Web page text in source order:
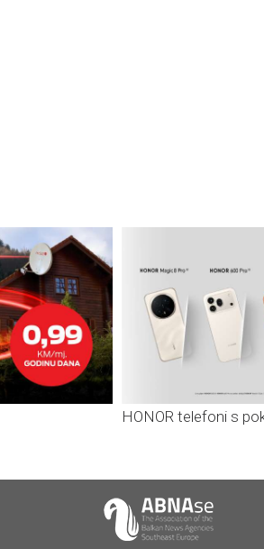
HONOR telefoni s